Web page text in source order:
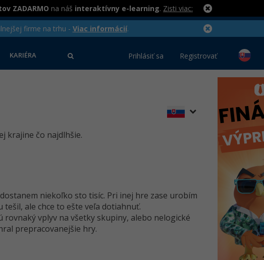
ZADARMO na náš interaktívny e-learning. Zisti viac:
firme na trhu - Viac informácií.
KARIÉRA Prihlásiť sa Registrovať
krajine čo najdlhšie.
niekoľko sto tisíc. Pri inej hre zase urobím
ale chce to ešte veľa dotiahnuť.
vplyv na všetky skupiny, alebo nelogické
prepracovanejšie hry.